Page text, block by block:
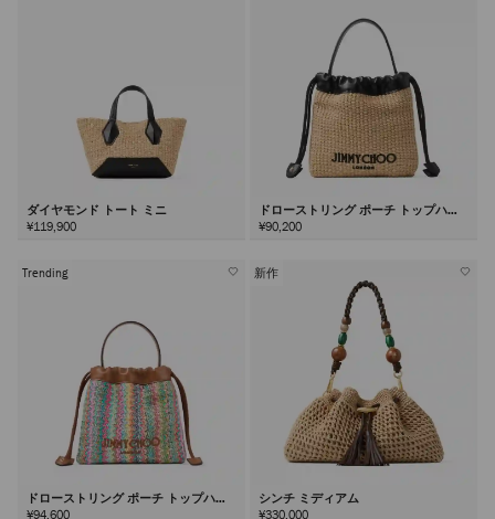
ダイヤモンド トート ミニ
¥119,900
ドローストリング ポーチ トップハン
ドル
¥90,200
Trending
ドローストリング ポーチ トップハン
ドル
¥94,600
新作
シンチ ミディアム
¥330,000